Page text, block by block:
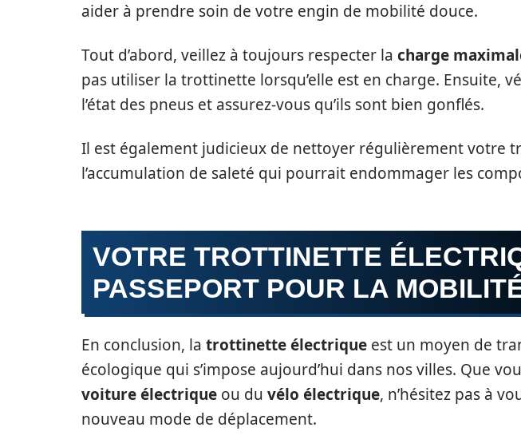
aider à prendre soin de votre engin de mobilité douce.
Tout d’abord, veillez à toujours respecter la charge
pas utiliser la trottinette lorsqu’elle est en charge. Ensuite,
l’état des pneus et assurez-vous qu’ils sont bien gonflés.
Il est également judicieux de nettoyer régulièrement votre
l’accumulation de saleté qui pourrait endommager les
VOTRE TROTTINETTE
PASSEPORT POUR LA
En conclusion, la trottinette électrique est un moyen de
écologique qui s’impose aujourd’hui dans nos villes. Que
voiture électrique ou du vélo électrique, n’hésitez pas à
nouveau mode de déplacement.